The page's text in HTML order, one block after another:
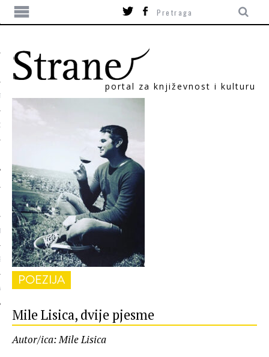
portal za književnost i kulturu
POEZIJA
Mile Lisica, dvije pjesme
Autor/ica: Mile Lisica